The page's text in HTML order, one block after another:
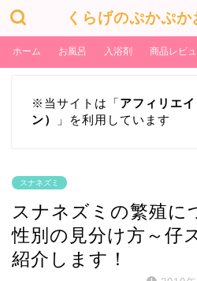
くらげのぷかぷ
ホーム お風呂 入浴剤 商品レビ
※当サイトは「アフィリエ
ン）
」を利用しています
スナネズミ
スナネズミの繁殖に
性別の見分け方～仔
紹介します！